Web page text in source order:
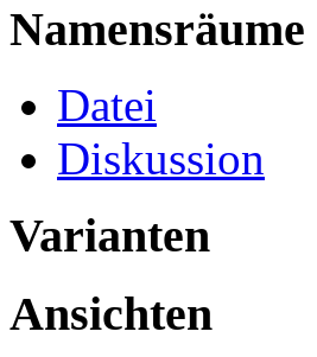
Namensräume
Datei
Diskussion
Varianten
Ansichten